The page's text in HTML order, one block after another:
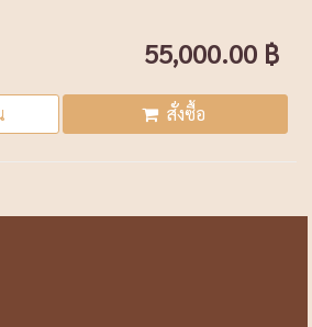
55,000.00 ฿
สั่งซื้อ